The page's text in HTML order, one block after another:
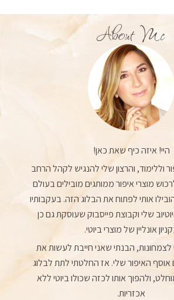
About Me
היי! איזה כיף שאת כאן!
וללימוד, והרצון שלי להנגיש לקהל הרחב
מוצרי איפור ממותגים מובילים בעולם
אותי לפתוח את הבלוג הזה. בעקבותיו
שלי וקבוצת פייסבוק שעוסקת גם כן
אונליין של מוצרי ביוטי.
הבנתי שאני חייבת לעשות את
אוסף האיפור שלי. אז החלטתי לתת לבלוג
ולהפוך אותו לכזה שכולו ביוטי ללא
אכזריות.